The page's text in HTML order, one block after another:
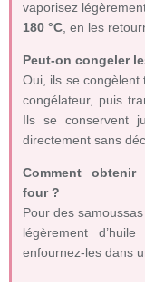
vaporisez
180 °C , en les
Peut-on congeler
Oui, ils se congèlent
congélateur, puis
Ils se conservent
directement sans
Comment
four ?
Pour des
légèrement
enfournez-les dans